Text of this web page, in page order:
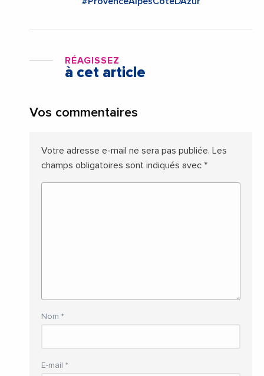
RÉAGISSEZ
à cet article
Vos commentaires
Votre adresse e-mail ne sera pas publiée. Les
champs obligatoires sont indiqués avec *
Nom *
E-mail *